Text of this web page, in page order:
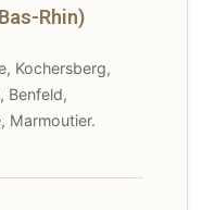
Rhin)
Kochersberg,
Benfeld,
Marmoutier.